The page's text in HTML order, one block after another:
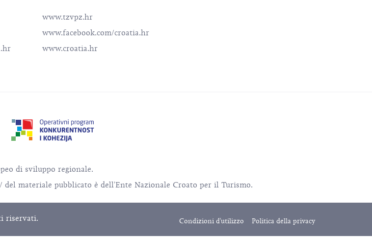
www.tzvpz.hr
www.facebook.com/croatia.hr
www.croatia.hr
di sviluppo regionale.
materiale pubblicato è dell'Ente Nazionale Croato per il Turismo.
riservati. Condizioni d'utilizzo Politica della privacy